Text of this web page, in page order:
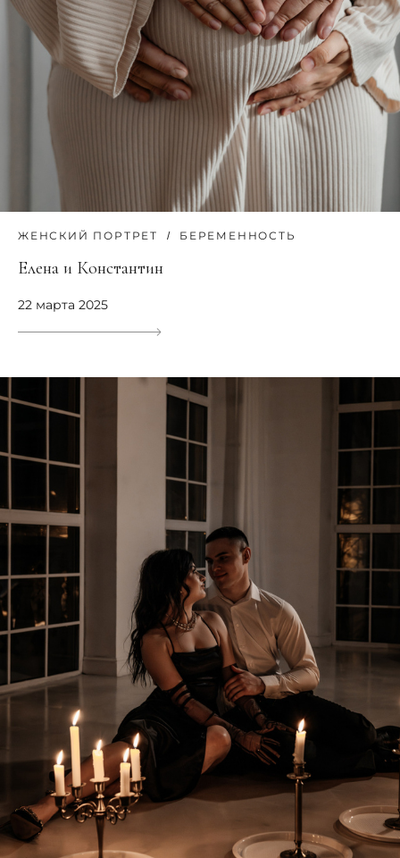
ЖЕНСКИЙ ПОРТРЕТ БЕРЕМЕННОСТЬ
Елена и Константин
22 марта 2025